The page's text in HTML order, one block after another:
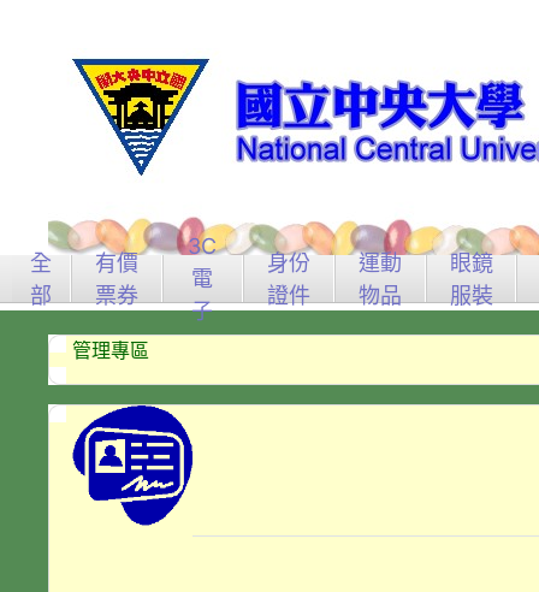
全
部
有價
票券
3C
電
子
身份
證件
運動
物品
眼鏡
服裝
管理專區